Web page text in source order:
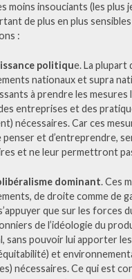
moins insouciants (les plus
de plus en plus sensibles
:
politique. La plupart
nationaux et supra
à prendre les mesures
entreprises et des
nécessaires. Car ces
penser et d’entreprendre,
et ne leur permettront
dominant. Ces
de droite comme de
que sur les forces
de l’idéologie du
sans pouvoir lui apporter
et
nécessaires. Ce qui est